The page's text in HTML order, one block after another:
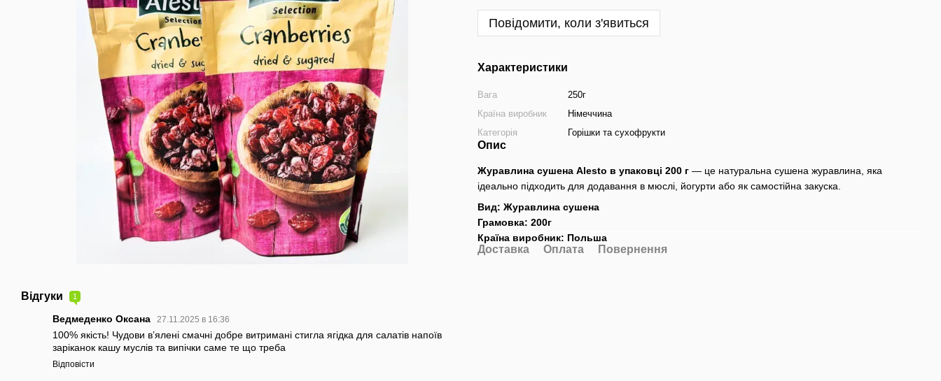
Відгуки 1
Ведмеденко Оксана 27.11.2025 в 16:36
100% якість! Чудови вʼялені смачні добре витримані стигла ягідка для салатів напоїв
заріканок кашу муслів та випічки саме те що треба
Відповісти
Повідомити, коли з'явиться
Характеристики
Вага
250г
Країна виробник
Німеччина
Категорія
Горішки та сухофрукти
Опис
Журавлина сушена Alesto в упаковці 200 г — це натуральна сушена журавлина, яка
ідеально підходить для додавання в мюслі, йогурти або як самостійна закуска.
Вид: Журавлина сушена
Грамовка: 200г
Країна виробник: Польша
Доставка Оплата Повернення